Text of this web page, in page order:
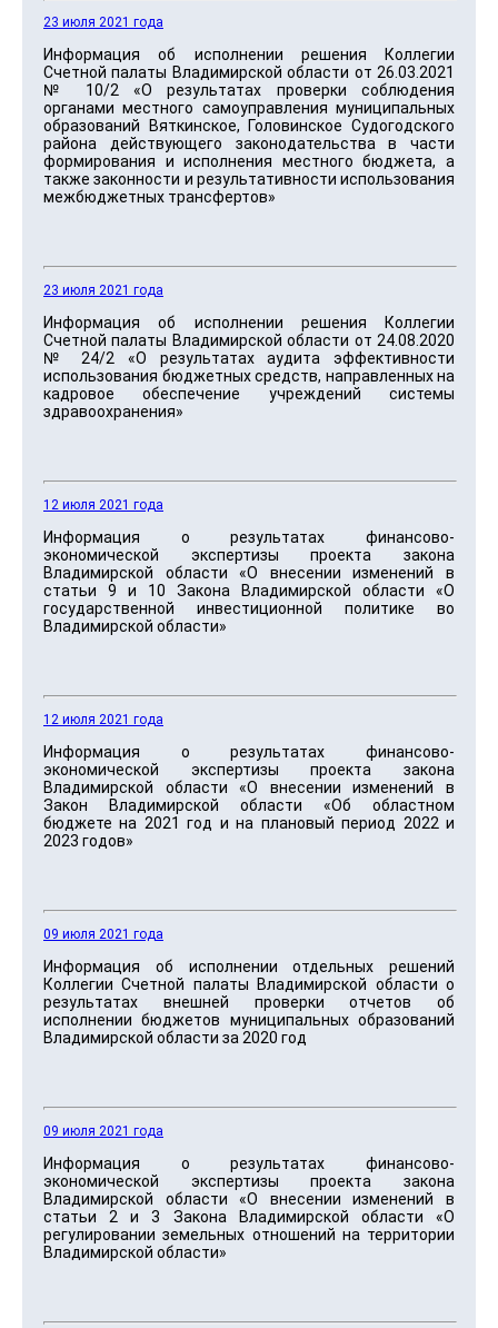
23 июля 2021 года
Информация об исполнении решения Коллегии
Счетной палаты Владимирской области от 26.03.2021
№ 10/2 «О результатах проверки соблюдения
органами местного самоуправления муниципальных
образований Вяткинское, Головинское Судогодского
района действующего законодательства в части
формирования и исполнения местного бюджета, а
также законности и результативности использования
межбюджетных трансфертов»
23 июля 2021 года
Информация об исполнении решения Коллегии
Счетной палаты Владимирской области от 24.08.2020
№ 24/2 «О результатах аудита эффективности
использования бюджетных средств, направленных на
кадровое обеспечение учреждений системы
здравоохранения»
12 июля 2021 года
Информация о результатах финансово-
экономической экспертизы проекта закона
Владимирской области «О внесении изменений в
статьи 9 и 10 Закона Владимирской области «О
государственной инвестиционной политике во
Владимирской области»
12 июля 2021 года
Информация о результатах финансово-
экономической экспертизы проекта закона
Владимирской области «О внесении изменений в
Закон Владимирской области «Об областном
бюджете на 2021 год и на плановый период 2022 и
2023 годов»
09 июля 2021 года
Информация об исполнении отдельных решений
Коллегии Счетной палаты Владимирской области о
результатах внешней проверки отчетов об
исполнении бюджетов муниципальных образований
Владимирской области за 2020 год
09 июля 2021 года
Информация о результатах финансово-
экономической экспертизы проекта закона
Владимирской области «О внесении изменений в
статьи 2 и 3 Закона Владимирской области «О
регулировании земельных отношений на территории
Владимирской области»